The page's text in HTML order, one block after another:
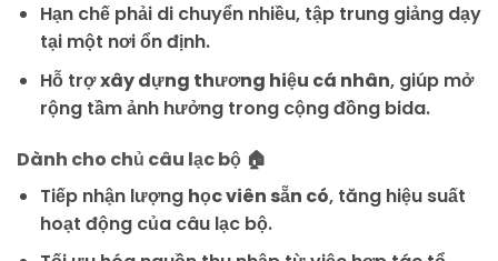
Hạn chế phải di chuyển nhiều, tập trung giảng dạy
tại một nơi ổn định.
Hỗ trợxây dựng thương hiệu cá nhân, giúp mở
rộng tầm ảnh hưởng trong cộng đồng bida.
Dành cho chủ câu lạc bộ 🏠
Tiếp nhận lượng học viên sẵn có, tăng hiệu suất
hoạt động của câu lạc bộ.